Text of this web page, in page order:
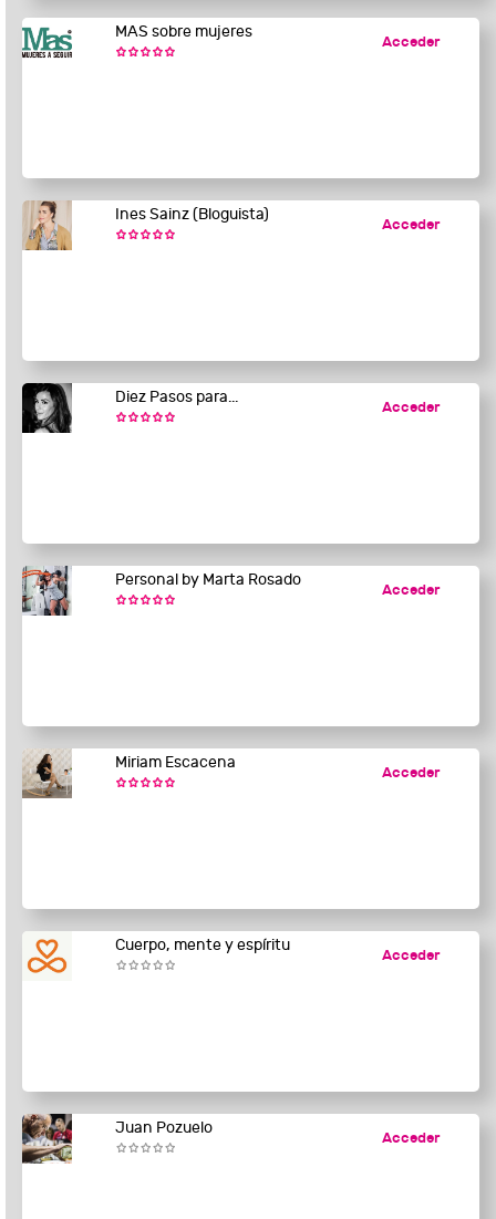
MAS sobre mujeres
Acceder
Ines Sainz (Bloguista)
Acceder
Diez Pasos para...
Acceder
Personal by Marta Rosado
Acceder
Miriam Escacena
Acceder
Cuerpo, mente y espíritu
Acceder
Juan Pozuelo
Acceder